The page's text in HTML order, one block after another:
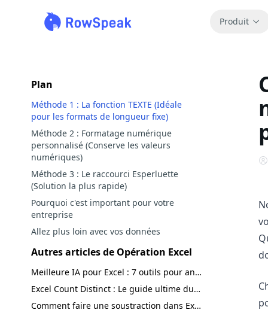
Produit
Plan
Méthode 1 : La fonction TEXTE (Idéale
pour les formats de longueur fixe)
Méthode 2 : Formatage numérique
personnalisé (Conserve les valeurs
numériques)
Méthode 3 : Le raccourci Esperluette
(Solution la plus rapide)
Pourquoi c'est important pour votre
entreprise
Allez plus loin avec vos données
Autres articles de Opération Excel
Meilleure IA pour Excel : 7 outils pour analyses, formules, tableaux de bord et rapports
Excel Count Distinct : Le guide ultime du comptage des valeurs uniques
Comment faire une soustraction dans Excel : du simple moins à l'IA en un clic